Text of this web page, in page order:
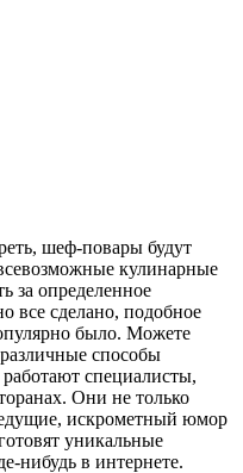
шеф-повары будут
кулинарные
за определенное
все сделано, подобное
было. Можете
способы
специалисты,
Они не только
искрометный юмор
уникальные
нибудь в интернете.